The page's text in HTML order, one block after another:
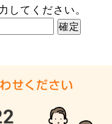
してください。